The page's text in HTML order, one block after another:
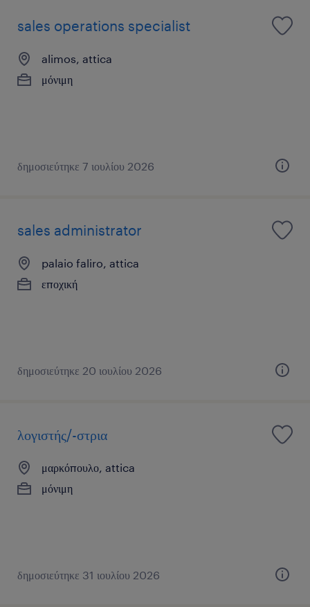
sales operations specialist
alimos, attica
μόνιμη
δημοσιεύτηκε 7 ιουλίου 2026
sales administrator
palaio faliro, attica
εποχική
δημοσιεύτηκε 20 ιουλίου 2026
λογιστής/-στρια
μαρκόπουλο, attica
μόνιμη
δημοσιεύτηκε 31 ιουλίου 2026